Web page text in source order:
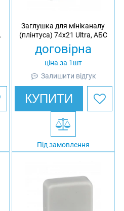
Заглушка для мініканалу
(плінтуса) 74x21 Ultra, АБС
договірна
ціна за 1шт
Залишити відгук
КУПИТИ
Під замовлення